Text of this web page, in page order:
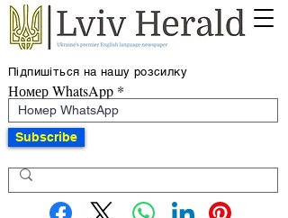
Підпишіться на нашу розсилку
Номер WhatsApp
Subscribe